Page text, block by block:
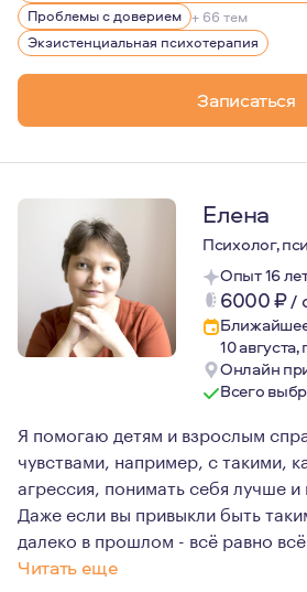
Мои клиенты и я - попутчики на
Проблемы с доверием + 66 тем
Экзистенциальная психотерапия
Записаться
Елена
Психолог,
Опыт 16
6000₽/
10
Онлайн
Всего
Я помогаю детям и взрослым
чувствами, например, с такими,
агрессия, понимать себя лучше и
Даже если вы привыкли быть
далеко в прошлом - всё равно
Читать еще